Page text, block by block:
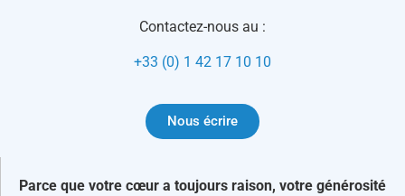
Contactez-nous au :
+33 (0) 1 42 17 10 10
Nous écrire
Parce que votre cœur a toujours raison, votre générosité